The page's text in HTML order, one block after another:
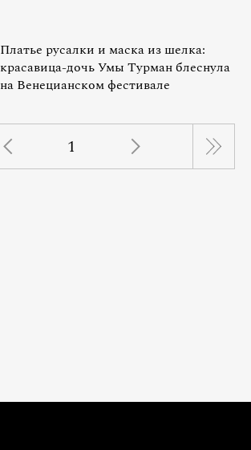
Платье русалки и маска из шелка:
красавица-дочь Умы Турман блеснула
на Венецианском фестивале
1